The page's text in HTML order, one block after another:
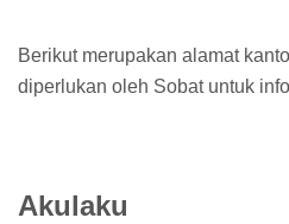
Berikut merupakan alamat
diperlukan oleh Sobat untuk
Akulaku